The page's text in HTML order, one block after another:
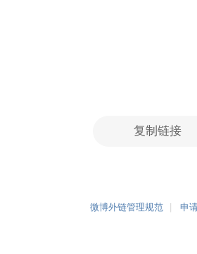
复制链接
微博外链管理规范 申